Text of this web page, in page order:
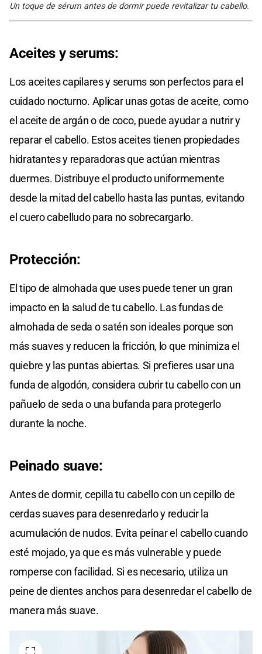
Un toque de sérum antes de dormir puede revitalizar tu cabello.
Aceites y serums:
Los aceites capilares y serums son perfectos para el
cuidado nocturno. Aplicar unas gotas de aceite, como
el aceite de argán o de coco, puede ayudar a nutrir y
reparar el cabello. Estos aceites tienen propiedades
hidratantes y reparadoras que actúan mientras
duermes. Distribuye el producto uniformemente
desde la mitad del cabello hasta las puntas, evitando
el cuero cabelludo para no sobrecargarlo.
Protección:
El tipo de almohada que uses puede tener un gran
impacto en la salud de tu cabello. Las fundas de
almohada de seda o satén son ideales porque son
más suaves y reducen la fricción, lo que minimiza el
quiebre y las puntas abiertas. Si prefieres usar una
funda de algodón, considera cubrir tu cabello con un
pañuelo de seda o una bufanda para protegerlo
durante la noche.
Peinado suave:
Antes de dormir, cepilla tu cabello con un cepillo de
cerdas suaves para desenredarlo y reducir la
acumulación de nudos. Evita peinar el cabello cuando
esté mojado, ya que es más vulnerable y puede
romperse con facilidad. Si es necesario, utiliza un
peine de dientes anchos para desenredar el cabello de
manera más suave.